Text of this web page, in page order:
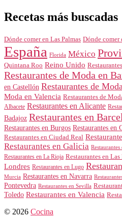
Recetas más buscadas
Dónde comer en Las Palmas Dónde comer
España Florida México
Quintana Roo Reino Unido
Restaurantes de Moda en
en Castellón Restaurantes de
Moda en Valencia Restaurantes de
Albacete Restaurantes en Alicante
Badajoz Restaurantes en
Restaurantes en Burgos Restaurantes en
Restaurantes en Ciudad Real
Restaurantes en Galicia
Restaurantes en La Rioja Restaurantes en Las
Londres Restaurantes en Lugo
Murcia Restaurantes en Navarra
Pontevedra Restaurantes en Sevilla
Toledo Restaurantes en Valencia
© 2026 Cocina